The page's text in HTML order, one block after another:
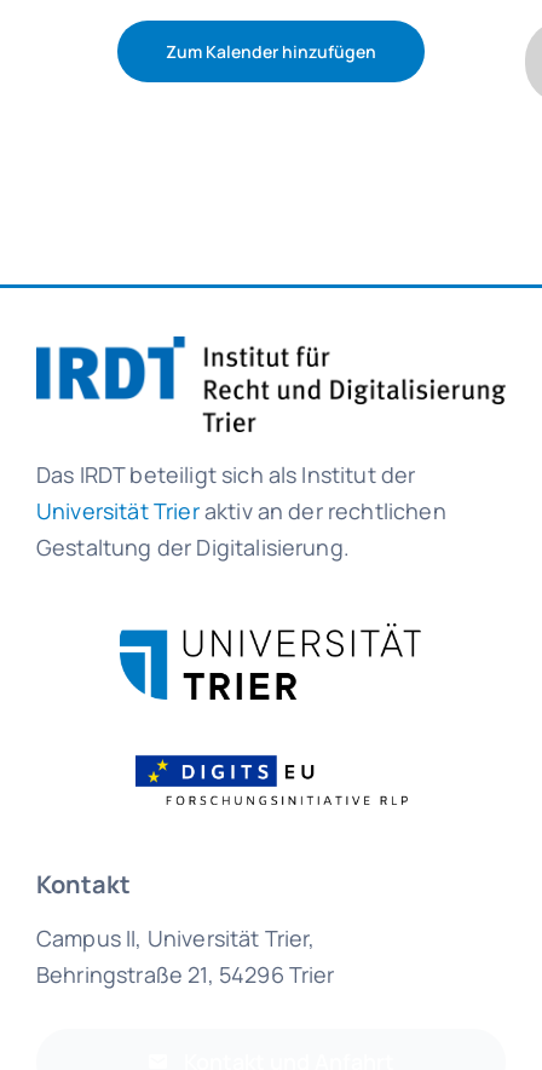
Zum Kalender hinzufügen
Das IRDT beteiligt sich als Institut der
Universität Trieraktiv an der rechtlichen
Gestaltung der Digitalisierung.
Kontakt
Campus II, Universität Trier,
Behringstraße 21, 54296 Trier